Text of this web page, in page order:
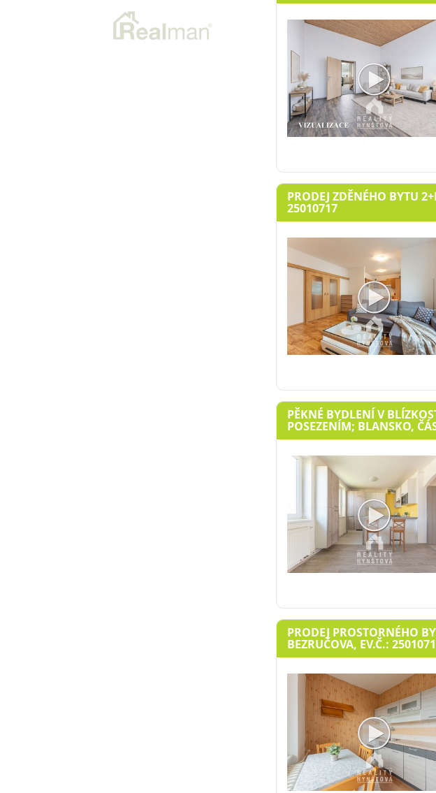
PRODEJ ZDĚNÉHO BYTU
25010717
PĚKNÉ BYDLENÍ V
POSEZENÍM; BLANSKO,
PRODEJ PROSTORNÉHO
BEZRUČOVA, EV.Č.: